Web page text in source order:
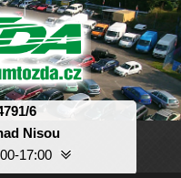
6
Nisou
17:00